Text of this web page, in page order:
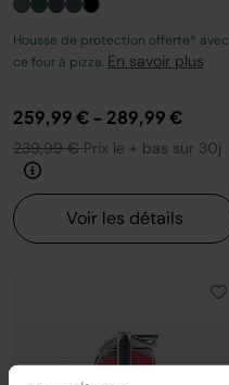
Housse de protection offerte* avec
ce four à pizza. En savoir plus
259,99 €- 289,99 €
239,99 €Prix le + bas sur 30j
Voir les détails